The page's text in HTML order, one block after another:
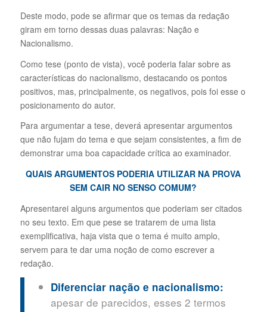
Deste modo, pode se afirmar que os temas da redação
giram em torno dessas duas palavras: Nação e
Nacionalismo.
Como tese (ponto de vista), você poderia falar sobre as
características do nacionalismo, destacando os pontos
positivos, mas, principalmente, os negativos, pois foi esse o
posicionamento do autor.
Para argumentar a tese, deverá apresentar argumentos
que não fujam do tema e que sejam consistentes, a fim de
demonstrar uma boa capacidade crítica ao examinador.
QUAIS ARGUMENTOS PODERIA UTILIZAR NA PROVA
SEM CAIR NO SENSO COMUM?
Apresentarei alguns argumentos que poderiam ser citados
no seu texto. Em que pese se tratarem de uma lista
exemplificativa, haja vista que o tema é muito amplo,
servem para te dar uma noção de como escrever a
redação.
Diferenciar nação e nacionalismo:
apesar de parecidos, esses 2 termos